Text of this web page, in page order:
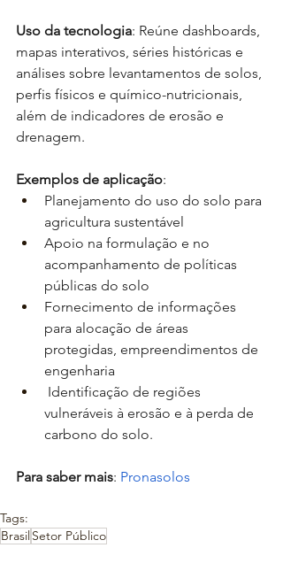
Uso da tecnologia: Reúne dashboards,
mapas interativos, séries históricas e
análises sobre levantamentos de solos,
perfis físicos e químico-nutricionais,
além de indicadores de erosão e
drenagem.
Exemplos de aplicação:
Planejamento do uso do solo para
agricultura sustentável
Apoio na formulação e no
acompanhamento de políticas
públicas do solo
Fornecimento de informações
para alocação de áreas
protegidas, empreendimentos de
engenharia
Identificação de regiões
vulneráveis à erosão e à perda de
carbono do solo.
Para saber mais: Pronasolos
Tags:
BrasilSetor Público